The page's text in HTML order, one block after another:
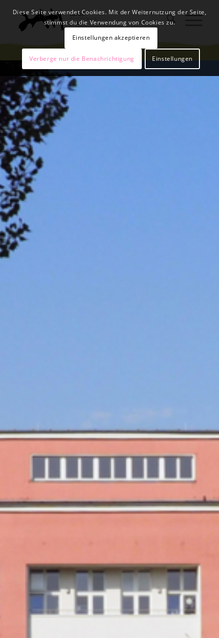
Diese Seite verwendet Cookies. Mit der Weiternutzung der Seite,
stimmst du die Verwendung von Cookies zu.
Einstellungen akzeptieren
Verberge nur die Benachrichtigung Einstellungen